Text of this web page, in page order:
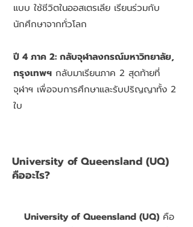
แบบ ใช้ชีวิตในออสเตรเลีย เรียนร่วมกับ
นักศึกษาจากทั่วโลก
ปี 4 ภาค 2: กลับจุฬาลงกรณ์มหาวิทยาลัย,
กรุงเทพฯ กลับมาเรียนภาค 2 สุดท้ายที่
จุฬาฯ เพื่อจบการศึกษาและรับปริญญาทั้ง 2
ใบ
University of Queensland (UQ)
คืออะไร?
University of Queensland (UQ) คือ